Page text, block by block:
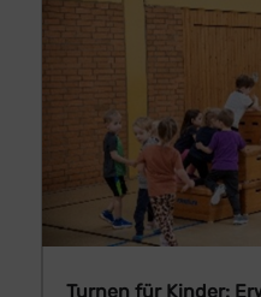
Turnen für Kinder: